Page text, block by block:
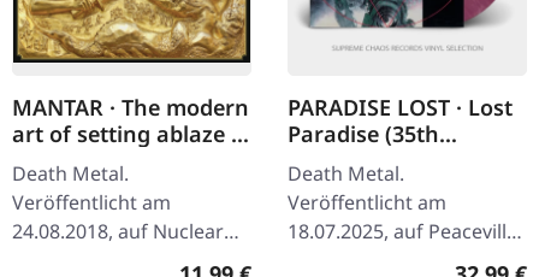
MANTAR · The modern
art of setting ablaze |
DIGIPAK CD
Death Metal.
Veröffentlicht am
24.08.2018, auf Nuclear
Blast Records. Limitierte
PARADISE LOST · Lost
Paradise (35th
Anniversary) | VIOLET
MARBLED LP
Death Metal.
Veröffentlicht am
18.07.2025, auf Peaceville